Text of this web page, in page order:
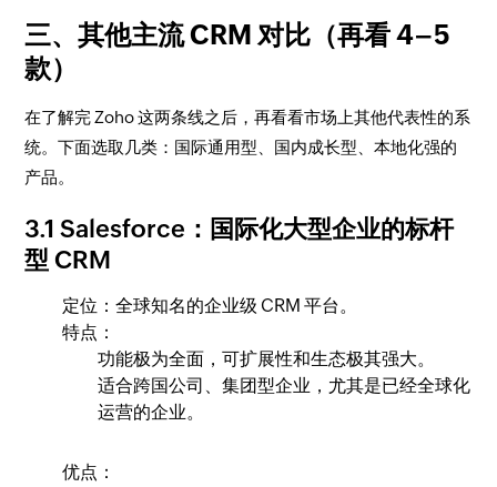
三、其他主流 CRM 对比（再看 4–5
款）
在了解完 Zoho 这两条线之后，再看看市场上其他代表性的系
统。下面选取几类：国际通用型、国内成长型、本地化强的
产品。
3.1 Salesforce：国际化大型企业的标杆
型 CRM
定位：全球知名的企业级 CRM 平台。
特点：
功能极为全面，可扩展性和生态极其强大。
适合跨国公司、集团型企业，尤其是已经全球化
运营的企业。
优点：